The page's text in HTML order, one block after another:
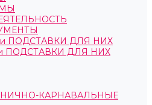
ПОДСТАВКИ ДЛЯ НИХ
ПОДСТАВКИ ДЛЯ НИХ
КАРНАВАЛЬНЫЕ